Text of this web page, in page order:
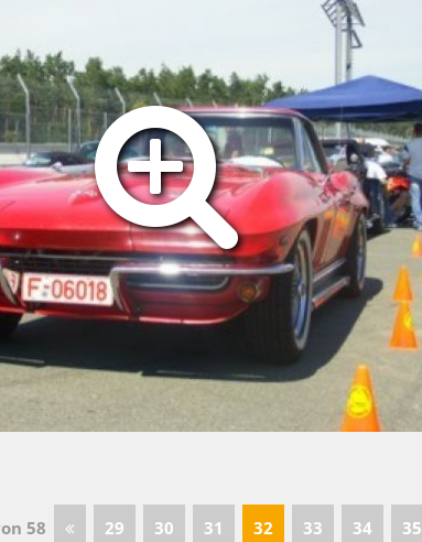
58 29 30 31 32 33 34 35